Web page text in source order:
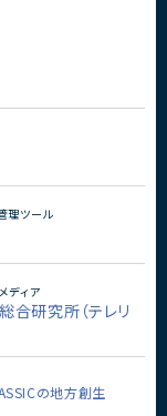
理ツール
ディア
合研究所（テレリ
の地方創生